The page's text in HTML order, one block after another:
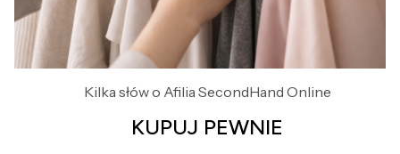
Kilka słów o Afilia SecondHand Online
KUPUJ PEWNIE